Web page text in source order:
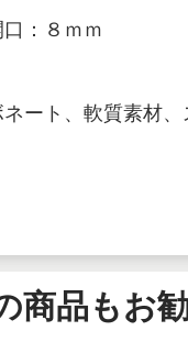
：８ｍｍ
ート、軟質素材、
商品もお